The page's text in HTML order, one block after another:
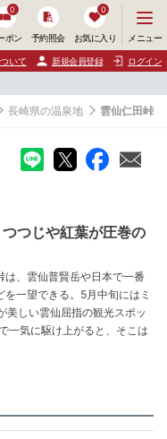
ポン
0
予約照会 お気に入り
0
ニ
ュ
ー
開
く
メニュー
いて 新規会員登録 ログイン
長崎県の温泉地 雲仙仁田峠
つじや紅葉が圧巻の
、雲仙普賢岳や日本で一番
一望できる。5月中旬にはミ
美しい雲仙屈指の観光スポッ
一気に駆け上がると、そこは